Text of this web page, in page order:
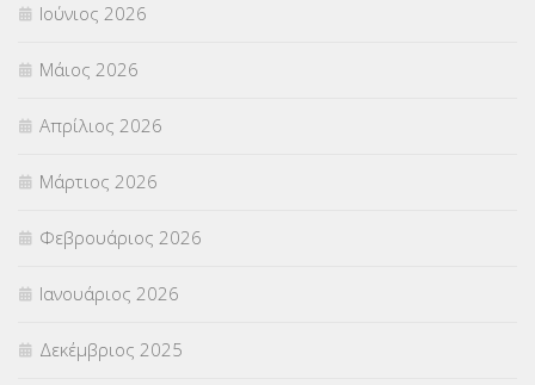
ΠΡΟΚΗΡΥΞΕΙΣ
ΣΕΜΙΝΑΡΙΑ – ΗΜΕΡΙΔΕΣ
ΣΕΠ(50)
ΣΤΕΛΕΧΗ (360)
ΣΥΜΒΟΥΛΕΥΤΙΚΟΣ ΣΤΑΘΜΟΣ ΝΕΩΝ
ΣΥΝΤΑΞΕΙΣ(12)
ΣΧΟΛΙΚΟΙ ΣΥΜΒΟΥΛΟΙ
Ιούνιος 2026
Μάιος 2026
Απρίλιος 2026
Μάρτιος 2026
Φεβρουάριος 2026
Ιανουάριος 2026
Δεκέμβριος 2025